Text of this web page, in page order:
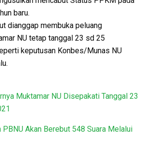
baru.
dianggap membuka peluang
NU tetap tanggal 23 sd 25
keputusan Konbes/Munas NU
Muktamar NU Disepakati Tanggal 23
PBNU Akan Berebut 548 Suara Melalui